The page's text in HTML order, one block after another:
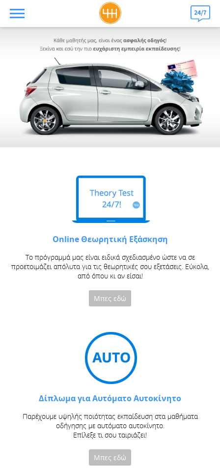
Online Θεωρητική Εξάσκηση
Το πρόγραμμά μας είναι ειδικά σχεδιασμένο ώστε να σε
προετοιμάζει απόλυτα για τις θεωρητικές σου εξετάσεις. Εύκολα,
από όπου κι αν είσαι!
Μπες εδώ
Δίπλωμα για Αυτόματο Αυτοκίνητο
Παρέχουμε υψηλής ποιότητας εκπαίδευση στα μαθήματα
οδήγησης με αυτόματο αυτοκίνητο.
Επίλεξε τι σου ταιριάζει!
Μπες εδώ